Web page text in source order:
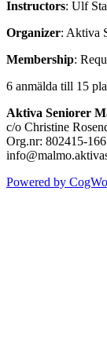
Instructors: Ulf
Organizer: Aktiva
Membership:
6 anmälda till 15
Aktiva Seniorer
c/o Christine
Org.nr: 802415-
Powered by